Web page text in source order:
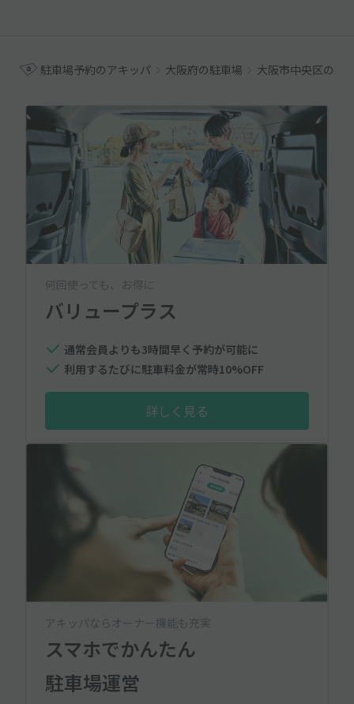
駐車場予約のアキッパ 大阪府の駐車場 大阪市中央区の駐
何回使っても、お得に
バリュープラス
通常会員よりも3時間早く予約が可能に
利用するたびに駐車料金が常時10%OFF
詳しく見る
アキッパならオーナー機能も充実
スマホでかんたん
駐車場運営